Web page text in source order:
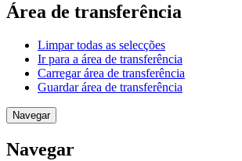
Área de transferência
Limpar todas as selecções
Ir para a área de transferência
Carregar área de transferência
Guardar área de transferência
Navegar
Navegar